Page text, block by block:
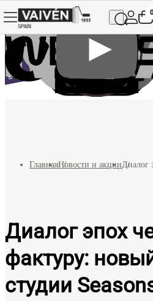
0
ГлавнаяНовости и акцииДиалог
Диалог эпох
фактуру:
студии